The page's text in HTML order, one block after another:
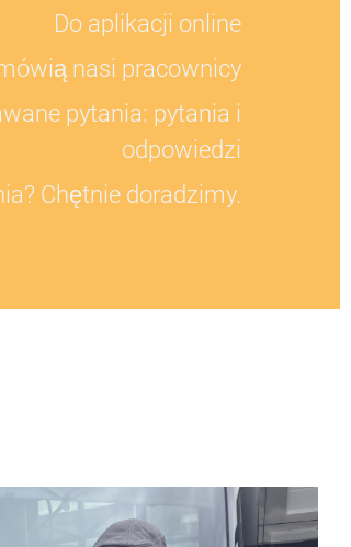
Do aplikacji online
nasi pracownicy
pytania: pytania i
odpowiedzi
Chętnie doradzimy.